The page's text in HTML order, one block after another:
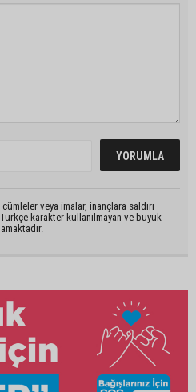
veya imalar, inançlara saldırı
karakter kullanılmayan ve büyük